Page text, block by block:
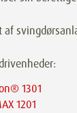
af
1301
1201